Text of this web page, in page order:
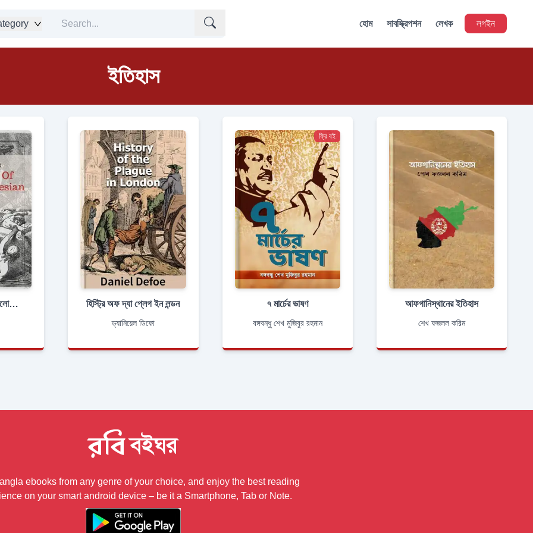
হোম সাবস্ক্রিপশন লেখক লগইন
ইতিহাস
দ্যা হিস্ট্রি অফ দ্যা পেলোপোনেসিয়ান ওয়ার হিস্ট্রি অফ দ্যা প্লেগ ইন লন্ডন
ড্যানিয়েল ডিফো
ফ্রি বই
৭ মার্চের ভাষণ
বঙ্গবন্ধু শেখ মুজিবুর রহমান
আফগানিস্থানের ইতিহাস
শেখ ফজলল করিম
ebooks from any genre of your choice, and enjoy the best reading
on your smart android device – be it a Smartphone, Tab or Note.